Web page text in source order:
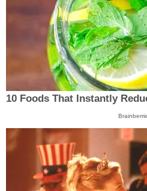
10 Foods That Instantly